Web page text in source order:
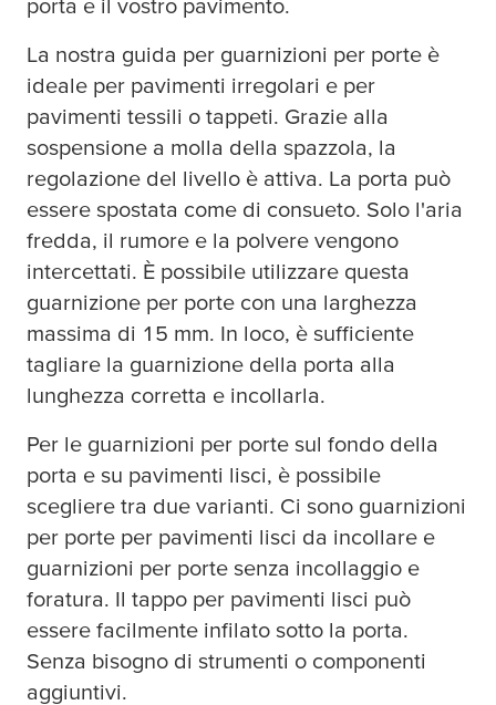
porta e il vostro pavimento.
La nostra guida per guarnizioni per porte è
ideale per pavimenti irregolari e per
pavimenti tessili o tappeti. Grazie alla
sospensione a molla della spazzola, la
regolazione del livello è attiva. La porta può
essere spostata come di consueto. Solo l'aria
fredda, il rumore e la polvere vengono
intercettati. È possibile utilizzare questa
guarnizione per porte con una larghezza
massima di 15 mm. In loco, è sufficiente
tagliare la guarnizione della porta alla
lunghezza corretta e incollarla.
Per le guarnizioni per porte sul fondo della
porta e su pavimenti lisci, è possibile
scegliere tra due varianti. Ci sono guarnizioni
per porte per pavimenti lisci da incollare e
guarnizioni per porte senza incollaggio e
foratura. Il tappo per pavimenti lisci può
essere facilmente infilato sotto la porta.
Senza bisogno di strumenti o componenti
aggiuntivi.